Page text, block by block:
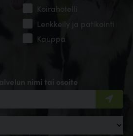
nimi tai osoite
Koirahotelli
Lenkkeily ja patikointi
Kauppa